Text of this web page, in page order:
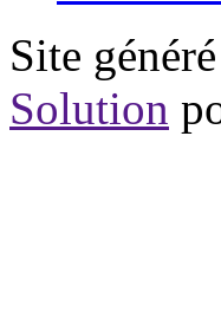
Site
Solution